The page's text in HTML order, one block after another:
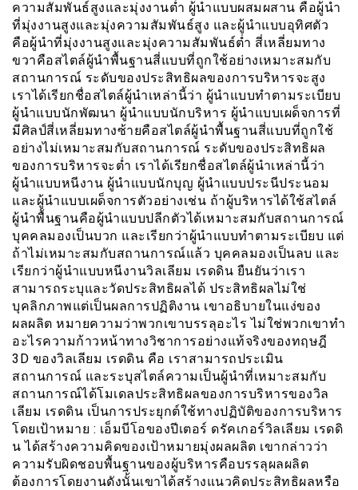
ความสัมพันธ์สูงและมุ่งงานต่ำ ผู้นำแบบผสมผสาน คือผู้นำ
ที่มุ่งงานสูงและมุ่งความสัมพันธ์สูง และผู้นำแบบอุทิศตัว
คือผู้นำที่มุ่งงานสูงและมุ่งความสัมพันธ์ต่ำ สี่เหลี่ยมทาง
ขวาคือสไตล์ผู้นำพื้นฐานสี่แบบที่ถูกใช้อย่างเหมาะสมกับ
สถานการณ์ ระดับของประสิทธิผลของการบริหารจะสูง
เราได้เรียกชื่อสไตล์ผู้นำเหล่านี้ว่า ผู้นำแบบทำตามระเบียบ
ผู้นำแบบนักพัฒนา ผู้นำแบบนักบริหาร ผู้นำแบบเผด็จการที่
มีศิลป์สี่เหลี่ยมทางซ้ายคือสไตล์ผู้นำพื้นฐานสี่แบบที่ถูกใช้
อย่างไม่เหมาะสมกับสถานการณ์ ระดับของประสิทธิผล
ของการบริหารจะต่ำ เราได้เรียกชื่อสไตล์ผู้นำเหล่านี้ว่า
ผู้นำแบบหนีงาน ผู้นำแบบนักบุญ ผู้นำแบบประนีประนอม
และผู้นำแบบเผด็จการตัวอย่างเช่น ถ้าผู้บริหารได้ใช้สไตล์
ผู้นำพื้นฐานคือผู้นำแบบปลีกตัวได้เหมาะสมกับสถานการณ์
บุคคลมองเป็นบวก และเรียกว่าผู้นำแบบทำตามระเบียบ แต่
ถ้าไม่เหมาะสมกับสถานการณ์แล้ว บุคคลมองเป็นลบ และ
เรียกว่าผู้นำแบบหนีงานวิลเลียม เรดดิน ยืนยันว่าเรา
สามารถระบุและวัดประสิทธิผลได้ ประสิทธิผลไม่ใช่
บุคลิกภาพแต่เป็นผลการปฏิติงาน เขาอธิบายในแง่ของ
ผลผลิต หมายความว่าพวกเขาบรรลุอะไร ไม่ใช่พวกเขาทำ
อะไรความก้าวหน้าทางวิชาการอย่างแท้จริงของทฤษฎี
3D ของวิลเลียม เรดดิน คือ เราสามารถประเมิน
สถานการณ์ และระบุสไตล์ความเป็นผู้นำที่เหมาะสมกับ
สถานการณ์ได้โมเดลประสิทธิผลของการบริหารของวิล
เลียม เรดดิน เป็นการประยุกต์ใช้ทางปฏิบัติของการบริหาร
โดยเป้าหมาย : เอ็มบีโอของปีเตอร์ ดรัคเกอร์วิลเลียม เรดดิ
น ได้สร้างความคิดของเป้าหมายมุ่งผลผลิต เขากล่าวว่า
ความรับผิดชอบพื้นฐานของผู้บริหารคือบรรลุผลผลิต
ต้องการโดยงานดังนั้นเขาได้สร้างแนวคิดประสิทธิผลหรือ